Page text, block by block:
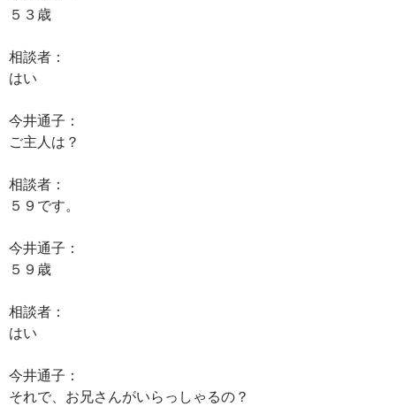
５３歳
相談者：
はい
今井通子：
ご主人は？
相談者：
５９です。
今井通子：
５９歳
相談者：
はい
今井通子：
それで、お兄さんがいらっしゃるの？